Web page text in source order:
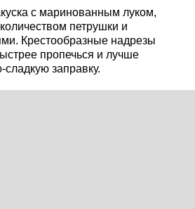
с маринованным луком,
петрушки и
Крестообразные надрезы
пропечься и лучше
сладкую заправку.